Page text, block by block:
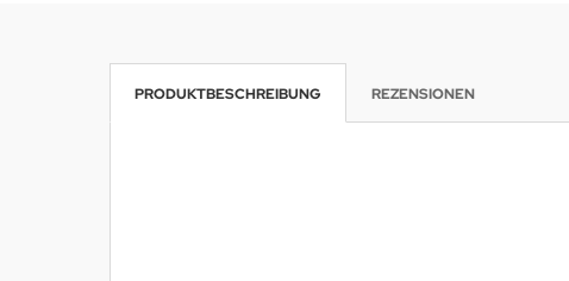
PRODUKTBESCHREIBUNG REZENSIONEN